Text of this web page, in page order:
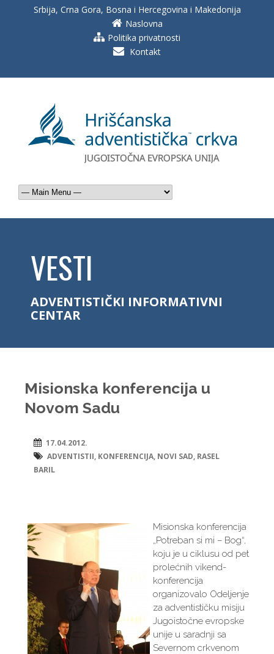
Srbija, Crna Gora, Bosna i Hercegovina i Makedonija
Naslovna
Politika privatnosti
Kontakt
VESTI
ADVENTISTIČKI INFORMATIVNI
CENTAR
Misionska konferencija u
Novom Sadu
17.04.2012.
ADVENTISTII, KONFERENCIJA, NOVI SAD, RASEL
BARIL
Misionska konferencija
„Potreban si mi – Bog“,
koju je u ciklusu od pet
prolećnih vikend-
konferencija
organizovalo Odeljenje
za adventističku misiju
Jugoistočne evropske
unije u saradnji sa
Severnom crkvenom